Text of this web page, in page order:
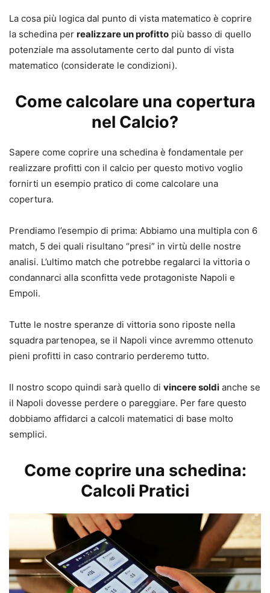
La cosa più logica dal punto di vista matematico è coprire
la schedina per realizzare un profitto più basso di quello
potenziale ma assolutamente certo dal punto di vista
matematico (considerate le condizioni).
Come calcolare una copertura
nel Calcio?
Sapere come coprire una schedina è fondamentale per
realizzare profitti con il calcio per questo motivo voglio
fornirti un esempio pratico di come calcolare una
copertura.
Prendiamo l’esempio di prima: Abbiamo una multipla con 6
match, 5 dei quali risultano “presi” in virtù delle nostre
analisi. L’ultimo match che potrebbe regalarci la vittoria o
condannarci alla sconfitta vede protagoniste Napoli e
Empoli.
Tutte le nostre speranze di vittoria sono riposte nella
squadra partenopea, se il Napoli vince avremmo ottenuto
pieni profitti in caso contrario perderemo tutto.
Il nostro scopo quindi sarà quello di vincere soldi anche se
il Napoli dovesse perdere o pareggiare. Per fare questo
dobbiamo affidarci a calcoli matematici di base molto
semplici.
Come coprire una schedina:
Calcoli Pratici